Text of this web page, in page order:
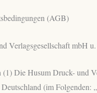
(AGB)
Verlagsgesellschaft mbH
(1) Die Husum Druck- und
(im Folgenden: